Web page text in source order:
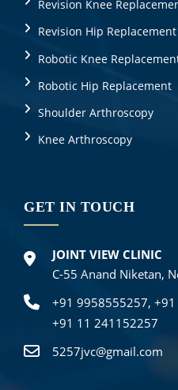
Revision Knee
Revision Hip Replacement
Robotic Knee
Robotic Hip Replacement
Shoulder Arthroscopy
Knee Arthroscopy
GET IN TOUCH
JOINT VIEW CLINIC
C-55 Anand Niketan,
+91 9958555257,
+91 11 241152257
5257jvc@gmail.com